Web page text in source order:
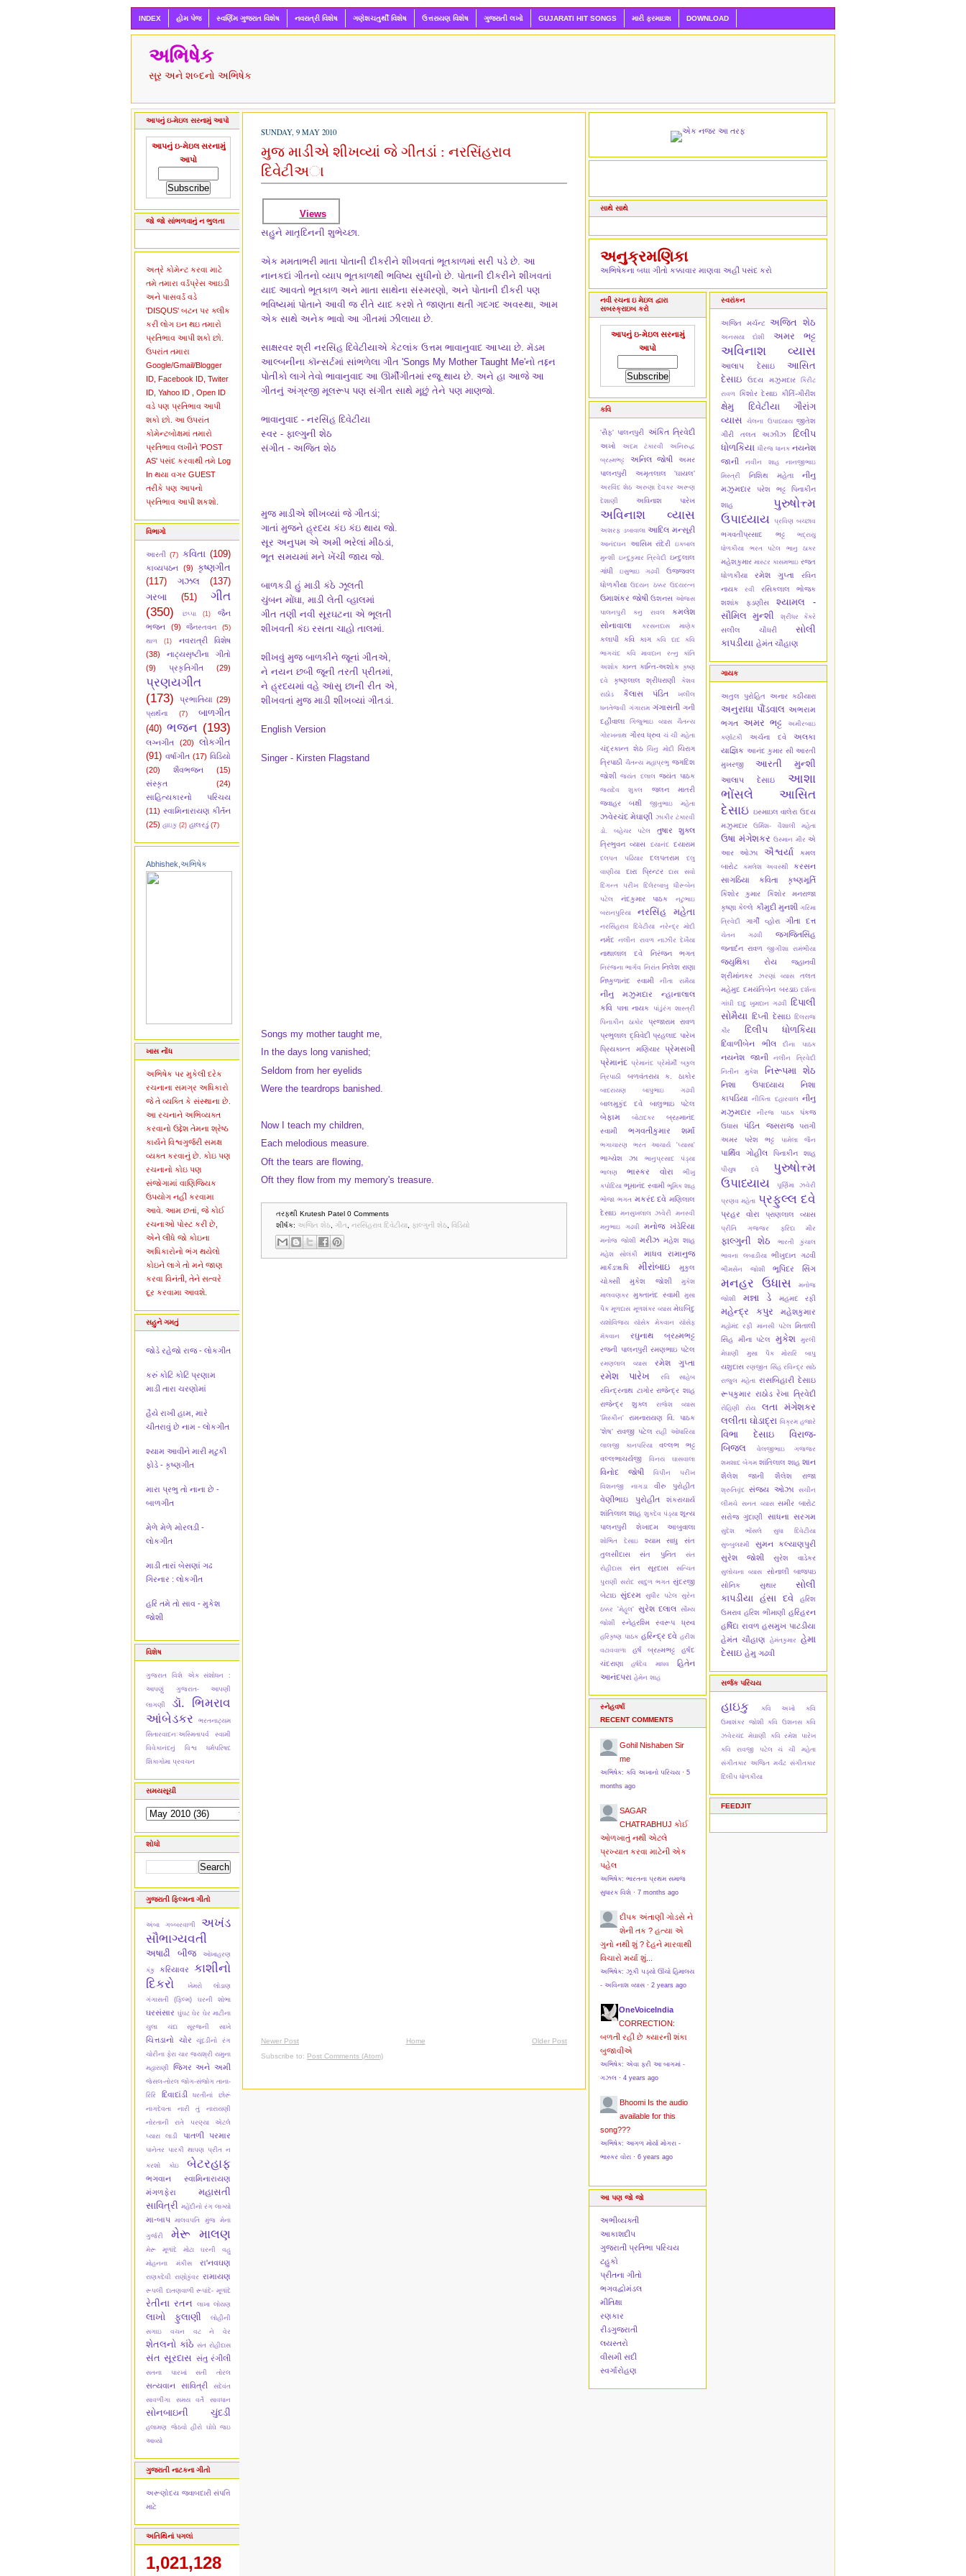
INDEX હોમ પેજ સ્વર્ણિમ ગુજરાત વિશેષ નવરાત્રી વિશેષ ગણેશચતુર્થી વિશેષ ઉત્તરાયણ વિશેષ ગુજરાતી લખો GUJARATI HIT SONGS મારી ફરમાઇશ DOWNLOAD
અભિષેક
સૂર અને શબ્દનો અભિષેક
આપનું ઇ-મેઇલ સરનામું આપો
આપનું ઇ-મેઇલ સરનામું
આપો
જો જો સાંભળવાનું ન ભુલતા
અત્રે કોમેન્ટ કરવા માટે
તમે તમારા વર્ડપ્રેસ આઇડી
અને પાસવર્ડ વડે
'DISQUS' બટન પર ક્લીક
કરી લોગ ઇન થઇ તમારો
પ્રતિભાવ આપી શકો છો.
ઉપરાંત તમારા
Google/Gmail/Blogger
ID, Facebook ID, Twiter
ID, Yahoo ID , Open ID
વડે પણ પ્રતિભાવ આપી
શકો છો. આ ઉપરાંત
કોમેન્ટબોક્ષમાં તમારો
પ્રતિભાવ લખીને 'POST
AS' પસંદ કરવાથી તમે Log
In થયા વગર GUEST
તરીકે પણ આપનો
પ્રતિભાવ આપી શકશો.
વિભાગો
આરતી (7) કવિતા (109)
કાવ્યપઠન (9) કૃષ્ણગીત
(117)
ગઝલ
(137)
ગરબા
(51)
ગીત
(350)
છપ્પા (1)
જૈન
ભજન
(9) જૈનસ્તવન (5)
થાળ (1)
નવરાત્રી વિશેષ
(38)
નાટ્યસૃષ્ટીના ગીતો
(9)
પ્રકૃતિગીત (29)
પ્રણયગીત
(173)
પ્રભાતિયા (29)
પ્રાર્થના (7)
બાળગીત
(40) ભજન (193)
લગ્નગીત (20)
લોકગીત
(91) વર્ષાગીત (17) વિડિયો
(20)
શૈવભજન
(15)
સંસ્કૃત
(24)
સાહિત્યકારનો પરિચય
(11) સ્વામિનારાયણ કીર્તન
(25) હાઇકુ (2) હાલરડું (7)
Abhishek,અભિષેક
ખાસ નોંધ
અભિષેક પર મુકેલી દરેક
રચનાના સમગ્ર અધિકારો
જે તે વ્યક્તિ કે સંસ્થાના છે.
આ રચનાને અભિવ્યક્ત
કરવાનો ઉદ્દેશ તેમના શ્રેષ્ઠ
કાર્યને વિશ્વગુર્જરી સમક્ષ
વ્યક્ત કરવાનું છે. કોઇ પણ
રચનાનો કોઇ પણ
સંજોગામાં વાણિજ્યિક
ઉપયોગ નહીં કરવામા
આવે. આમ છતાં, જે કોઈ
રચનાઓ પોસ્ટ કરી છે,
એને લીધે જો કોઇના
અધિકારોનો ભંગ થયેલો
કોઇને લાગે તો મને જાણ
કરવા વિનંતી, તેને સત્વરે
દૂર કરવામા આવશે.
સહુને ગમતું
જોડે રહેજો રાજ - લોકગીત
કરું કોટિ કોટિ પ્રણામ
માડી તારા ચરણોમાં
હૈયે રાખી હામ, મારે
ચીતરાવું છે નામ - લોકગીત
શ્યામ આવીને મારી મટુકી
ફોડે - કૃષ્ણગીત
મારા પ્રભુ તો નાના છે -
બાળગીત
મેળે મેળે મોરલડી -
લોકગીત
માડી તારાં બેસણાં ગઢ
ગિરનાર : લોકગીત
હરિ તમે તો સાવ - મુકેશ
જોશી
વિશેષ
ગુજરાત વિશે એક સંશોધન :
આપણું ગુજરાત- આપણી
લાગણી
ડૉ. ભિમરાવ
આંબેડકર
ભરતનાટ્યમ
સિતારવાદનઃઅસ્મિતાપર્વ
સ્વામી
વિવેકાનંદનું વિશ્વ ધર્મપરિષદ
શિકાગોમા પ્રવચન
સમયસૂચી
શોધો
ગુજરાતી ફિલ્મના ગીતો
અંબા ગબ્બરવાળી
અખંડ
સૌભાગ્યવતી
અષાઢી બીજ ઓખાહરણ
કંકુ કરિયાવર
કાશીનો
દિકરો
ખેમરો લોડાણ
ગંગાસતી (ફિલ્મ)
ઘરની શોભા
ઘરસંસાર ઘુંઘટ ઘેર ઘેર માટીના
ચુલા
ચંદા સૂરજની સાખે
ચિત્તડાનો ચોર
ચૂંદડીનો રંગ
ચોરીના ફેરા ચાર જયશ્રી યમુના
મહારાણી
જિગર અને અમી
જેસલ-તોરલ જોગ-સંજોગ તાના-
રિરિ
દિવાદાંડી
ધરતીનાં છોરૂં
નાગદેવતા
નારી તું નારાયણી
નોરતાની રાતે
પરણ્યા એટલે
પ્યારા લાડી
પાતળી પરમાર
પાનેતર પારકી થાપણ પ્રીત ન
કરશો કોઇ બેટરહાફ
ભગવાન સ્વામિનારાયણ
મંગળફેરા
મહાસતી
સાવિત્રી મહેંદીનો રંગ લાગ્યો
મા-બાપ માલવપતિ મુંજ મેના
ગુર્જરી મેરૂ માલણ
મેરૂ મૂળાંદે
મોટા ઘરની વહુ
મોહનના મંકીસ
રા'નવઘણ
રાણકદેવી રાણોકુંવર રામાયણ
રૂપલી દાતણવાળી રૂપાંદે- મૂળાંદે
રેતીના રતન લાખા લોયણ
લાખો ફુલાણી
લોહીની
સગાઇ
વચન વટ ને વેર
શેતલનો કાંઠે સંત રોહીદાસ
સંત સૂરદાસ સંતુ રંગીલી
સતના પારખાં સતી તોરલ
સત્યવાન સાવિત્રી
સદેવંત
સાવળીંગા
સમય વર્તે સાવધાન
સોનબાઇની ચુંદડી
હલામણ જેઠવો હીરો ઘોઘે જઇ
આવ્યો
ગુજરાતી નાટકના ગીતો
અરૂણોદય જવાબદારી સંપત્તિ
માટે
અતિથિનાં પગલાં
1,021,128
SUNDAY, 9 MAY 2010
મુજ માડીએ શીખવ્યાં જે ગીતડાં : નરસિંહરાવ
દિવેટીઅા
Views
સહુને માતૃદિનની શુભેચ્છા.
એક મમતાભરી માતા પોતાની દીકરીને શીખવતાં ભૂતકાળમાં સરી પડે છે. આ
નાનકદાં ગીતનો વ્યાપ ભૂતકાળથી ભવિષ્ય સુધીનો છે. પોતાની દીકરીને શીખવતાં
યાદ આવતો ભૂતકાળ અને માતા સાથેના સંસ્મરણો, અને પોતાની દીકરી પણ
ભવિષ્યમાં પોતાને આવી જ રીતે યાદ કરશે તે જાણતા થતી ગદગદ અવસ્થા, આમ
એક સાથે અનેક ભાવો આ ગીતમાં ઝીલાયા છે.
સાક્ષરવર શ્રી નરસિંહ દિવેટીયાએ કેટલાંક ઉત્તમ ભાવાનુવાદ આપ્યા છે. મૅડમ
આલ્બનીના કૉન્સર્ટમાં સાંભળેલા ગીત 'Songs My Mother Taught Me'નો તદ્દન
પોતીકો લાગે તેવો ભાવાનુવાદ આ ઊર્મીગીતમાં રજૂ થાય છે. અને હા આજે આ
ગીતનું અંગ્રજી મૂલરૂપ પણ સંગીત સાથે મૂછું તેને પણ માણજો.
ભાવાનુવાદ - નરસિંહ દિવેટીયા
સ્વર - ફાલ્ગુની શેઠ
સંગીત - અજિત શેઠ
મુજ માડીએ શીખવ્યાં જે ગીતડાં;
ગાતાં મુજને હ્રદય કંઇ કંઇ થાય જો.
સૂર અનુપમ એ અમી ભરેલાં મીઠડાં,
ભૂત સમયમાં મને ખેંચી જાય જો.
બાળકડી હું માડી કંઠે ઝૂલતી
ચુંબન મોંઘા, માડી લેતી વ્હાલમાં
ગીત તણી નવી સૂરઘટના એ ભૂલતી
શીખવતી કંઇ રસતા ચાહો તાલમાં.
શીખવું મુજ બાળકીને જૂનાં ગીતએ,
ને નયન છબી જૂની તરતી પ્રીતમાં,
ને હ્રદયમાં વહે આંસુ છાની રીત એ,
શીખવતાં મુજ માડી શીખવ્યાં ગીતડાં.
English Version
Singer - Kirsten Flagstand
Songs my mother taught me,
In the days long vanished;
Seldom from her eyelids
Were the teardrops banished.
Now I teach my children,
Each melodious measure.
Oft the tears are flowing,
Oft they flow from my memory's treasure.
તરફથી Krutesh Patel 0 Comments
શીર્ષક: અજિત શેઠ ગીત નરસિંહરાવ દિવેટીયા ફાલ્ગુની શેઠ વિડિયો
Newer Post Older Post
Home
Subscribe to: Post Comments (Atom)
સાથે સાથે
અનુક્રમણિકા
અભિષેકના બધા ગીતો કક્કાવાર માણવા અહીં પસંદ કરો
નવી રચના ઇ મેઇલ દ્વારા
સબસ્ક્રાઇબ કરો
આપનું ઇ-મેઇલ સરનામું
આપો
કવિ
'સૈફ' પાલનપુરી અંકિત ત્રિવેદી
અખો અદમ ટંકારવી
અનિરુદ્ધ
બ્રહ્મભટ્ટ
અનિલ જોષી
અમર
પાલનપુરી
અમૃતલાલ 'ઘાયલ'
અરવિંદ શેઠ અરુણા દેવકર અરૂણ
દેશાણી
અવિનાશ પારેખ
અવિનાશ વ્યાસ
અશરફ ડબાવાલા આદિલ મન્સૂરી
આનંદઘન આસિમ રાંદેરી
ઇકબાલ
મુન્શી ઇન્દુકુમાર ત્રિવેદી
ઇન્દુલાલ
ગાંધી
ઇસુભાઇ ગઢવી
ઉજ્જવલ
ધોળકીયા ઉદયન ઠક્કર ઉદયરત્ન
ઉમાશંકર જોષી ઉશનસ ઓજસ
પાલનપુરી
કનુ રાવલ
કમલેશ
સોનાવાલા
કરસનદાસ માણેક
કલાપી કવિ કાગ કવિ દાદ
કવિ
ભાગચંદ
કવિ માવદાન રત્નુ
કાંતિ
અશોક કાન્ત કાન્તિ-અશોક કૃષ્ણ
દવે
કૃષ્ણલાલ શ્રીધરાણી
કેશવ
રાઠોડ
કૈલાસ પંડિત
ખલીલ
ધનતેજવી ગંગારામ ગંગાસતી ગની
દહીંવાલા
ગિજુભાઇ વ્યાસ ચૈતન્ય
ગોરખનાથ ગૌરવ ધ્રુવ ચં ચી મહેતા
ચંદ્રકાન્ત શેઠ ચિનુ મોદી ચિરાગ
ત્રિપાઠી ચૈતન્ય મહાપ્રભુ જગદિશ
જોશી
જયંત દલાલ જયંત પાઠક
જયદેવ શુક્લ
જલન માતરી
જવાહર બક્ષી
જીતુભાઇ મહેતા
ઝવેરચંદ મેઘાણી ઝાકીર ટંકારવી
ડો. બહેચર પટેલ
તુષાર શુક્લ
ત્રિભુવન વ્યાસ દયાનંદ દયારામ
દલપત પઢિયાર દલપતરામ
દલુ
વાણીયા
દારા પ્રિન્ટર
દાસ સવો
દિગન્ત પરીખ
દિલેરબાબુ
ધીરૂબેન
પટેલ
નંદકુમાર પાઠક
નટુભાઇ
બરાનપુરિયા
નરસિંહ મહેતા
નરસિંહરાવ દિવેટીયા નરેન્દ્ર મોદી
નર્મદ નલીન રાવળ નાઝીર દેખૈયા
નાથાલાલ દવે નિરંજન ભગત
નિરંજના ભાર્ગવ નિરાંત નિલેશ રાણા
નિષ્કુળાનંદ સ્વામી
નીતા રામૈયા
નીનુ મઝુમદાર
ન્હાનાલાલ
કવિ
પન્ના નાયક પાંડુંરંગ શાસ્ત્રી
પિનાકીન ઠાકોર
પ્રજારામ રાવળ
પ્રભુલાલ દ્વિવેદી પ્રહલાદ પારેખ
પ્રિયકાન્ત મણિયાર
પ્રેમસખી
પ્રેમાનંદ પ્રેમાનંદ પ્રેમોર્મી બકુલ
ત્રિપાઠી
બળવંતરાય ક. ઠાકોર
બાદરાયણ બાપુભાઇ ગઢવી
બાલમુકુંદ દવે બાલુભાઇ પટેલ
બેફામ બોટાદકર
બ્રહ્માનંદ
સ્વામી
ભગવતીકુમાર શર્મા
ભગાચારણ ભરત આચાર્ય 'પ્યાસા'
ભાગ્યેશ ઝા
ભાનુપ્રસાદ પંડ્યા
ભાલણ
ભાસ્કર વોરા
ભીખુ
કપોદિયા ભૂમાનંદ સ્વામી ભૂમિક શાહ
ભોજા ભગત મકરંદ દવે મણિલાલ
દેસાઇ મનસુખલાલ ઝવેરી
મનસ્વી
મનુભાઇ ગઢવી
મનોજ ખંડેરિયા
મનોજ જોશી મરીઝ મહેશ શાહ
મહેશ સોલંકી માધવ રામાનુજ
માર્કંડૠષિ મીરાંબાઇ
મુકુલ
ચોક્સી
મુકેશ જોશી
મુકેશ
માલવણકર
મુક્તાનંદ સ્વામી
મુસા
પૈક મૂળદાસ મૂળશંકર વ્યાસ મેઘબિંદુ
યશોવિજય યૉસેક મેકવાન
યૉસેફ
મૅકવાન
રઘુનાથ બ્રહ્મભટ્ટ
રજની પાલનપુરી રમણભાઇ પટેલ
રમણલાલ વ્યાસ રમેશ ગુપ્તા
રમેશ પારેખ રવિ સાહેબ
રવિન્દ્રનાથ ટાગોર રાજેન્દ્ર શાહ
રાજેન્દ્ર શુક્લ
રાજેશ વ્યાસ
'મિસ્કીન'
રામનારાયણ વિ. પાઠક
'શેષ' રાવજી પટેલ રાહી ઓધારિયા
લાલજી કાનપરિયા
વલ્લભ ભટ્ટ
વલ્લભાચર્યજી
વિનય ઘાસવાલા
વિનોદ જોષી
વિપીન પરીખ
વિશનજી નાગડા
વીરુ પુરોહીત
વેણીભાઇ પુરોહીત
શંકરાચાર્ય
શાંતિલાલ શાહ શુકદેવ પંડ્યા શૂન્ય
પાલનપુરી
શેખાદમ આબુવાલા
શોભિત દેસાઇ શ્યામ સાધુ
સંત
તુલસીદાસ
સંત પુનિત
સંત
રોહીદાસ
સંત સૂરદાસ
સત્ચિત
પુરાણી સરોદ સાદુળ ભગત સુંદરજી
બેટાઇ સુંદરમ સુધીર પટેલ સુરેન
ઠક્કર 'મેહૂલ'
સુરેશ દલાલ
સૌમ્ય
જોશી
સ્નેહરશ્મિ સ્વરૂપ ધ્રુવ
હરિકૃષ્ણ પાઠક હરિન્દ્ર દવે હરીશ
વટાવવાળા
હર્ષ બ્રહ્મભટ્ટ
હર્ષદ
ચંદરાણા
હર્ષદેવ માધવ
હિતેન
આનંદપરા હેમેન શાહ
સ્નેહવર્ષા
RECENT COMMENTS
Gohil Nishaben Sir
me
અભિષેક: કવિ અખાનો પરિચય · 5
months ago
SAGAR
CHATRABHUJ કોઈ
ઓળખાતું નથી એટલે
પ્રખ્યાત કરવા માટેની એક
પહેલ
અભિષેક: ભારતના પ્રથમ સમાજ
સુધારક વિશે · 7 months ago
દીપક અંતાણી ગોડસે ને
શેની તક ? હત્યા એ
ગુનો નથી શું ? દેહને મારવાથી
વિચારો મર્યા શું...
અભિષેક: ઝૂકી પડ્યો ઊંચો હિમાલય
- અવિનાશ વ્યાસ · 2 years ago
OneVoiceIndia
CORRECTION:
બળતી રહી છે ક્યારની શંકા
બુજાવીએ
અભિષેક: એવા ફરી આ બાગમાં -
ગઝલ · 4 years ago
Bhoomi Is the audio
available for this
song???
અભિષેક: આગળ મોર્યા મોગરા -
ભાસ્કર વોરા · 6 years ago
આ પણ જો જો
અભીવ્યક્તી
આકાશદીપ
ગુજરાતી પ્રતિભા પરિચય
ટહુકો
પ્રીતના ગીતો
ભગવદ્વોમંડલ
મીતિક્ષા
રણકાર
રીડગુજરાતી
લયસ્તરો
વીસમી સદી
સ્વર્ગારોહણ
સ્વરાંકન
અજિત મર્ચન્ટ અજિત શેઠ
અનસયા દોશી અમર ભટ્ટ
અવિનાશ વ્યાસ
આલાપ દેસાઇ
આસિત
દેસાઇ
ઉદય મઝુમદાર
કિરીટ
રાવળ કિશોર દેસાઇ કીર્તિ-ગીરીશ
ક્ષેમુ દિવેટીયા
ગૌરાંગ
વ્યાસ
ચેલના ઉપાધ્યાય જીતેશ
ગીરી
તલત અઝીઝ
દિલીપ
ધોળકિયા ધીરજ ધાનક નયનેશ
જાની
નવીન શાહ
નાનજીભાઇ
મિસ્ત્રી
નિશિથ મહેતા
નીનુ
મઝુમદાર
પરેશ ભટ્ટ
પિનાકીન
શાહ
પુરુષોત્ત્મ
ઉપાધ્યાય
પ્રવિણ બચ્છાવ
ભગવતીપ્રસાદ ભટ્ટ
ભદ્રાયુ
ધોળકીયા
ભરત પટેલ ભાનુ ઠાકર
મહેશકુમાર માસ્ટર કાસમભાઇ રજત
ધોળકીયા
રમેશ ગુપ્તા
રવિન
નાયક
રવી
રસિકલાલ ભોજક
શશાંક ફડણીસ
શ્યામલ -
સૌમિલ મુન્શી
શ્રીધર કેંકરે
સલીલ ચૌધરી
સોલી
કાપડીયા હેમંત ચૌહાણ
ગાયક
અતુલ પુરોહિત અનાર કઠીયારા
અનુરાધા પૌંડવાલ અભરામ
ભગત
અમર ભટ્ટ
અમીરબાઇ
કર્ણાટકી
અર્ચના દવે
અલકા
યાજ્ઞિક આનંદ કુમાર સી આરતી
મુખરજી
આરતી મુન્શી
આલાપ દેસાઇ
આશા
ભોંસલે
આસિત
દેસાઇ ઇસ્માઇલ વાલેરા ઉદય
મઝુમદાર
ઉર્મિશ- વૈશાલી મહેતા
ઉષા મંગેશકર ઉસ્માન મીર એ
આર ઓઝા
ઐશ્વર્યા
કમલ
બારોટ
કમલેશ અવસ્થી
કરસન
સાગઠિયા
કવિતા કૃષ્ણમૂર્તિ
કિશોર કુમાર
કિશોર મનરાજા
કૃષ્ણા કેલ્લે કૌમુદી મુનશી ગરિમા
ત્રિવેદી
ગાર્ગી વ્હોરા ગીતા દત્ત
ચેતન ગઢવી જગજિતસિંહ
જનાર્દન રાવળ જીગીશા રામંભીયા
જ્યુથિકા રોય
જ્હાનવી
શ્રીમાંનકર
ઝરણાં વ્યાસ
તલત
મહેમુદ દમયંતિબેન બરડાઇ દર્શના
ગાંઘી દાદુ ખુમદાન ગઢવી દિપાલી
સોમૈયા દિપ્તી દેસાઇ દિલરાજ
કૌર
દિલીપ ધોળકિયા
દિવાળીબેન ભીલ દીના પાઠક
નયનેશ જાની
નલીન ત્રિવેદી
નિતીન મુકેશ
નિરૂપમા શેઠ
નિશા ઉપાધ્યાય
નિશા
કાપડિયા
નીકિતા દહારવાલ નીનુ
મઝુમદાર
નીરજ પાઠક
પંકજ
ઉધાસ
પંડિત જસરાજ
પરાગી
અમર
પરેશ ભટ્ટ પામેલા જૈન
પાર્થિવ ગોહીલ પિનાકીન શાહ
પીયુષ દવે
પુરુષોત્ત્મ
ઉપાધ્યાય
પૂર્ણિમા ઝવેરી
પ્રણવ મહેતા પ્રફુલ્લ દવે
પ્રહર વોરા પ્રાણલાલ વ્યાસ
પ્રીતિ ગજ્જર ફરિદા મીર
ફાલ્ગુની શેઠ
ભારતી કુંચાલ
ભાવના લબાડીયા
ભીખુદાન ગઢવી
ભીમસેન જોશી ભૂપિંદર સિંગ
મનહર ઉધાસ
મનોજ
જોશી
મન્ના ડે મહમદ રફી
મહેન્દ્ર કપુર મહેશકુમાર
મહોમંદ રફી માનસી પટેલ મિતાલી
સિંહ
મીના પટેલ મુકેશ
મુરલી
મેઘાણી
મુસા પૈક મોરારિ બાપુ
યશુદાસ રણજીત સિંહ રવિન્દ્ર સાઠે
રાજુલ મહેતા રાસબિહારી દેસાઇ
રૂપકુમાર રાઠોડ રેખા ત્રિવેદી
રોહિણી રોય
લતા મંગેશકર
લલીતા ઘોડાદ્રા વિક્રમ હજારે
વિભા દેસાઇ
વિરાજ-
બિજલ
વેલજીભાઇ ગજ્જર
શમશાદ બેગમ શાંતિલાલ શાહ શાન
શૈલેશ જાની શૈલેશ રાજા
શ્રુતિવૃંદ સંજય ઓઝા
સચીન
લીમચે સનત વ્યાસ સમીર બારોટ
સરોજ ગુંદાણી
સાધના સરગમ
સુદેશ ભોંસલે
સુધા દિવેટીયા
સુબ્બુલક્ષ્મી
સુમન કલ્યાણપુરી
સુરેશ જોશી
સુરેશ વાડેકર
સુલોચના વ્યાસ
સોનાલી બાજપઇ
સોનિક સુથાર
સોલી
કાપડીયા હંસા દવે
હરિશ
ઉમરાવ હરિશ ભીમાણી હરિહરન
હર્ષિદા રાવળ હસમુખ પાટડીયા
હેમંત ચૌહાણ
હેમંતકુમાર
હેમા
દેસાઇ હેમુ ગઢવી
સર્જક પરિચય
હાઇકુ કવિ અખો
કવિ
ઉમાશંકર જોશી કવિ ઉશનસ કવિ
ઝવેરચંદ મેઘાણી
કવિ રમેશ પારેખ
કવિ રાવજી પટેલ
ચં ચી મહેતા
સંગીતકાર અજિત મર્ચંટ સંગીતકાર
દિલીપ ધોળકીયા
FEEDJIT